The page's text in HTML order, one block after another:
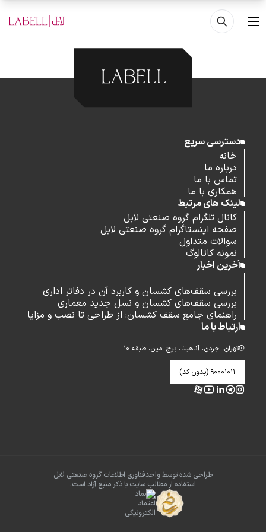
رفتن به محتوای اصلی
منو
دسترسی سریع
خانه
درباره ما
تماس با ما
همکاری با ما
لینک های مرتبط
کانال تلگرام گروه صنعتی لابل
صفحه اینستاگرام گروه صنعتی لابل
سوالات متداول
نمونه کاتالوگ
آخرین اخبار
بررسی سقف‌های کشسان و کاربرد آن در دفاتر اداری
بررسی سقف‌های کشسان و نسل جدید معماری
راهنمای جامع سقف کشسان: از طراحی تا نصب و مزایا
ارتباط با ما
تهران، جردن، آناهیتا، برج امین، طبقه ۱۰
۹۰۰۰۱۰۱۱ (بدون کد)
طراحی شده توسط واحدفناوری اطلاعات گروه صنعتی لابل
استفاده از مطالب سایت با ذکر منبع آزاد است.